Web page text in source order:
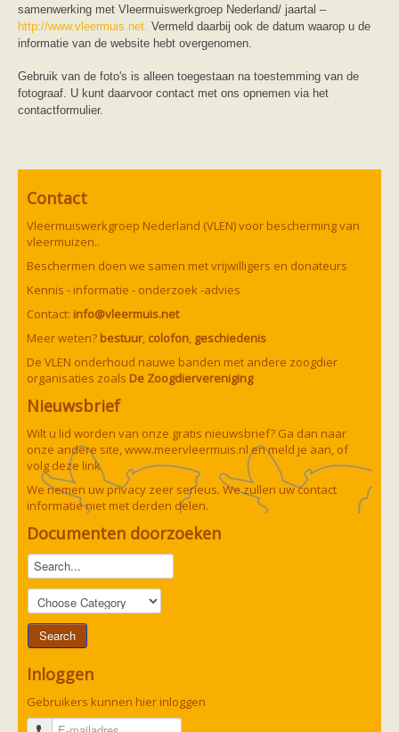
samenwerking met Vleermuiswerkgroep Nederland/ jaartal –
http://www.vleermuis.net. Vermeld daarbij ook de datum waarop u de
informatie van de website hebt overgenomen.
Gebruik van de foto's is alleen toegestaan na toestemming van de
fotograaf. U kunt daarvoor contact met ons opnemen via het
contactformulier.
Contact
Vleermuiswerkgroep Nederland (VLEN) voor bescherming van
vleermuizen..
Beschermen doen we samen met vrijwilligers en donateurs
Kennis - informatie - onderzoek -advies
Contact: info@vleermuis.net
Meer weten? bestuur, colofon geschiedenis
De VLEN onderhoud nauwe banden met andere zoogdier
organisaties zoals De Zoogdiervereniging
Nieuwsbrief
Wilt u lid worden van onze gratis nieuwsbrief? Ga dan naar
onze andere site, www.meervleermuis.nlen meld je aan, of
volg deze link
We nemen uw privacy zeer serieus. We zullen uw contact
informatie niet met derden delen.
Documenten doorzoeken
Inloggen
Gebruikers kunnen hier inloggen